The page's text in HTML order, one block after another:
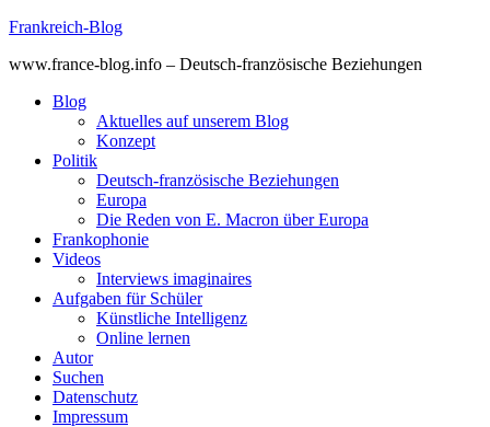
Skip
content
Frankreich-Blog
www.france-blog.info – Deutsch-französische Beziehungen
Blog
Aktuelles auf unserem Blog
Konzept
Politik
Deutsch-französische Beziehungen
Europa
Die Reden von E. Macron über Europa
Frankophonie
Videos
Interviews imaginaires
Aufgaben für Schüler
Künstliche Intelligenz
Online lernen
Autor
Suchen
Datenschutz
Impressum